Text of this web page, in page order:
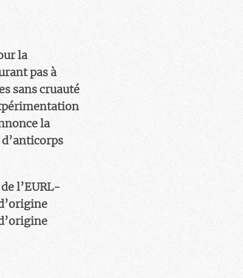
la
pas à
sans cruauté
la
l’EURL-